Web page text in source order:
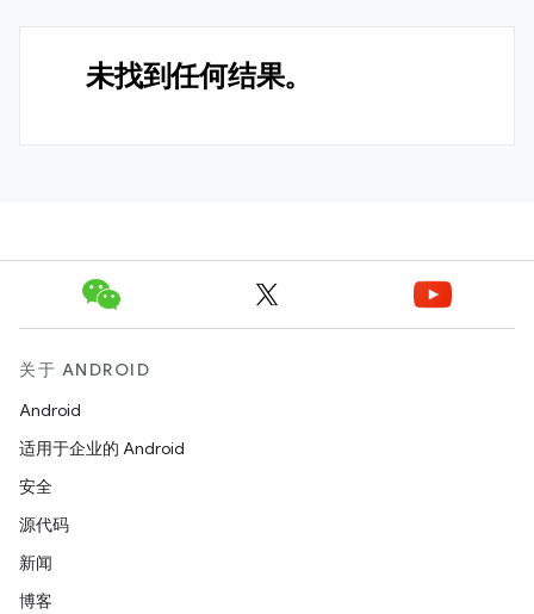
未找到任何结果。
关于 ANDROID
Android
适用于企业的 Android
安全
源代码
新闻
博客